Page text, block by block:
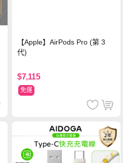
【Apple】AirPods Pro (第 3
代)
$7,115
免運